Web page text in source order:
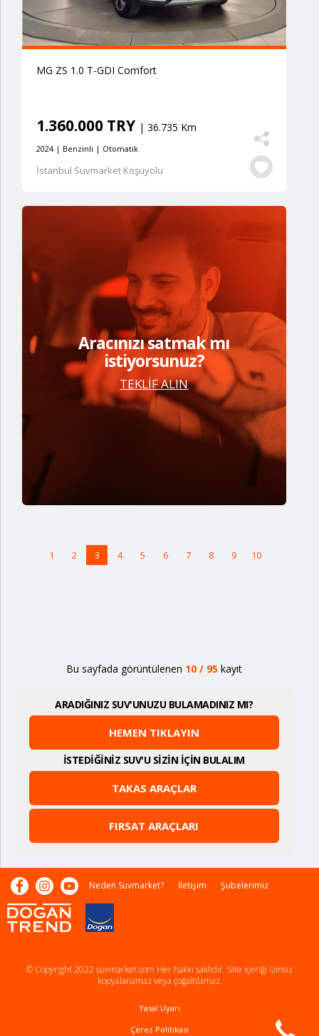
MG ZS 1.0 T-GDI Comfort
1.360.000 TRY | 36.735 Km
2024 | Benzinli | Otomatik
İstanbul Suvmarket Koşuyolu
Aracınızı satmak mı
istiyorsunuz?
TEKLİF ALIN
1 2 3 4 5 6 7 8 9 10
Bu sayfada görüntülenen 10/ 95 kayıt
ARADIĞINIZ SUV'UNUZU BULAMADINIZ MI?
HEMEN TIKLAYIN
İSTEDİĞİNİZ SUV'U SİZİN İÇİN BULALIM
TAKAS ARAÇLAR
FIRSAT ARAÇLARI
Neden Suvmarket? İletişim Şubelerimiz
© Copyright 2022 suvmarket.com Her hakkı saklıdır. Site içeriği izinsiz
kopyalanamaz veya çoğaltılamaz.
Yasal Uyarı
Çerez Politikası